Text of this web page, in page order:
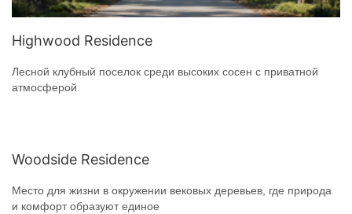
Highwood Residence
Лесной клубный поселок среди высоких сосен с приватной
атмосферой
Woodside Residence
Место для жизни в окружении вековых деревьев, где природа
и комфорт образуют единое